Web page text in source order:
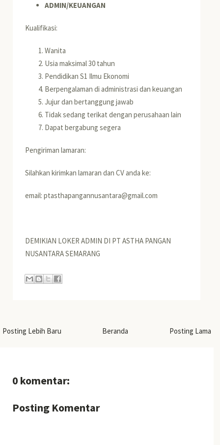
ADMIN/KEUANGAN
Kualifikasi:
Wanita
Usia maksimal 30 tahun
Pendidikan S1 Ilmu Ekonomi
Berpengalaman di administrasi dan keuangan
Jujur dan bertanggung jawab
Tidak sedang terikat dengan perusahaan lain
Dapat bergabung segera
Pengiriman lamaran:
Silahkan kirimkan lamaran dan CV anda ke:
email: ptasthapangannusantara@gmail.com
DEMIKIAN LOKER ADMIN DI PT ASTHA PANGAN
NUSANTARA SEMARANG
Posting Lebih Baru Posting Lama
Beranda
0 komentar:
Posting Komentar